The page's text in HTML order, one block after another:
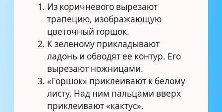
Из коричневого вырезают
трапецию, изображающую
цветочный горшок.
К зеленому прикладывают
ладонь и обводят ее контур. Его
вырезают ножницами.
«Горшок» приклеивают к белому
листу. Над ним пальцами вверх
приклеивают «кактус».